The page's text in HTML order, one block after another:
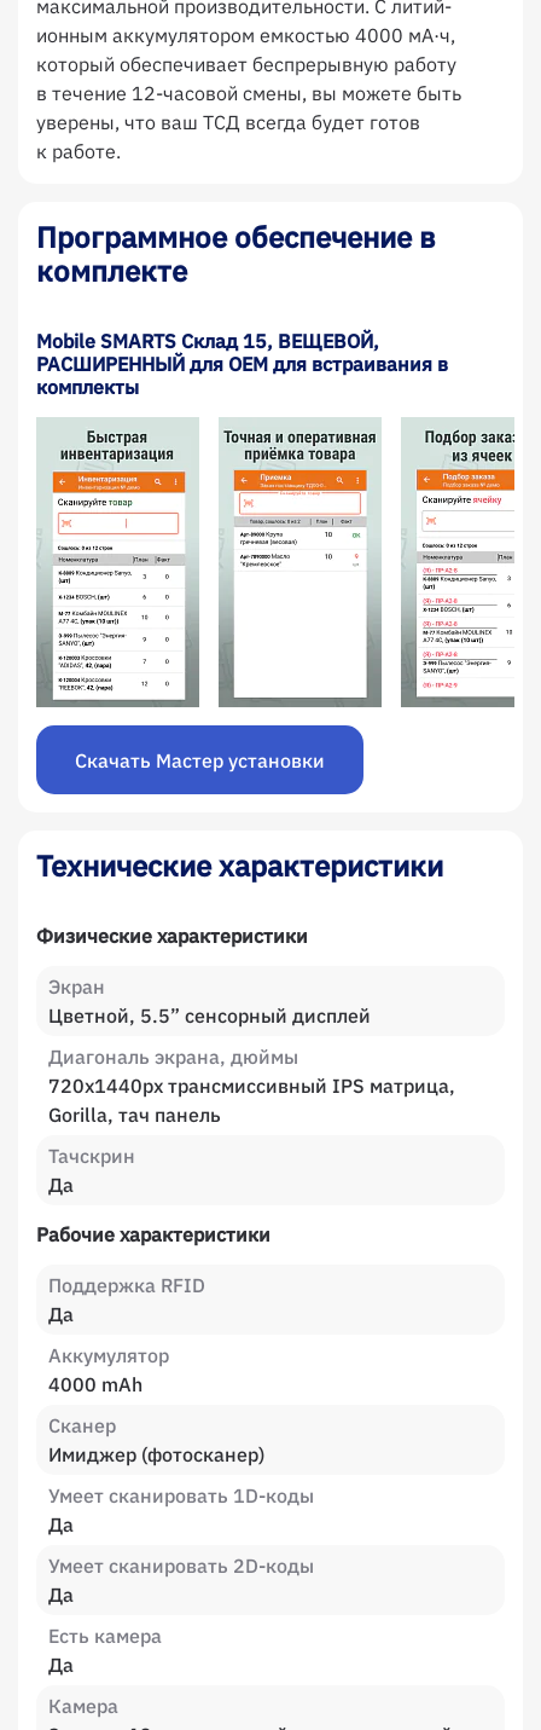
максимальной производительности. С литий-
ионным аккумулятором емкостью 4000 мА·ч,
который обеспечивает беспрерывную работу
в течение 12-часовой смены, вы можете быть
уверены, что ваш ТСД всегда будет готов
к работе.
Программное обеспечение в
комплекте
Mobile SMARTS Склад 15, ВЕЩЕВОЙ,
РАСШИРЕННЫЙ для OEM для встраивания в
комплекты
Скачать Мастер установки
Технические характеристики
Физические характеристики
Экран
Цветной, 5.5” сенсорный дисплей
Диагональ экрана, дюймы
720х1440px трансмиссивный IPS матрица,
Gorilla, тач панель
Тачскрин
Да
Рабочие характеристики
Поддержка RFID
Да
Аккумулятор
4000 mAh
Сканер
Имиджер (фотосканер)
Умеет сканировать 1D-коды
Да
Умеет сканировать 2D-коды
Да
Есть камера
Да
Камера